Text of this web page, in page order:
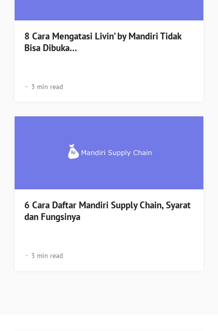
8 Cara Mengatasi Livin’ by Mandiri Tidak
Bisa Dibuka…
3 min read
6 Cara Daftar Mandiri Supply Chain, Syarat
dan Fungsinya
3 min read